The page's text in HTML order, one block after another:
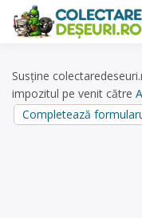
content
Susține
impozitul pe venit către
Completează